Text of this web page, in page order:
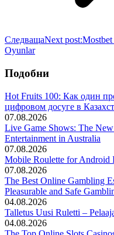
СледващаNext post:
Oyunlar
Подобни
Hot Fruits 100: Как один
цифровом досуге в
07.08.2026
Live Game Shows: The
Entertainment in Australia
07.08.2026
Mobile Roulette for Android
07.08.2026
The Best Online Gambling
Pleasurable and Safe
04.08.2026
Talletus Uusi Ruletti –
04.08.2026